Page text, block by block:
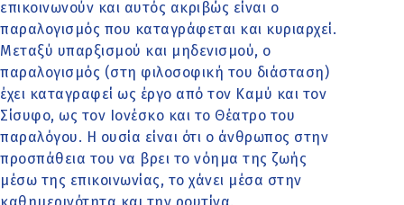
επικοινωνούν και αυτός ακριβώς είναι ο
παραλογισμός που καταγράφεται και κυριαρχεί.
Μεταξύ υπαρξισμού και μηδενισμού, ο
παραλογισμός (στη φιλοσοφική του διάσταση)
έχει καταγραφεί ως έργο από τον Καμύ και τον
Σίσυφο, ως τον Ιονέσκο και το Θέατρο του
παραλόγου. Η ουσία είναι ότι ο άνθρωπος στην
προσπάθεια του να βρει το νόημα της ζωής
μέσω της επικοινωνίας, το χάνει μέσα στην